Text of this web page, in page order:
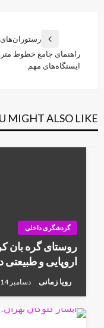
راهبری
نوشته
Previous
Post
Next
راهنمای جامع خطوط
ایستگاه‌های مهم
MIGHT ALSO LIKE
گردشگری داخلی
روستای گره بان
اروپایی و
رویا زمانی دسامبر 14, 2025